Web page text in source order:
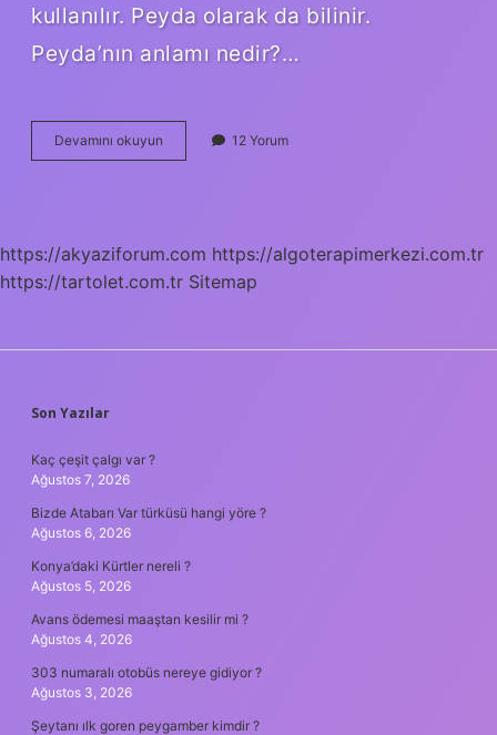
kullanılır. Peyda olarak da bilinir.
Peyda’nın anlamı nedir?…
Devamını okuyun
Olur
12 Yorum
https://akyaziforum.com https://algoterapimerkezi.com.tr
https://tartolet.com.tr Sitemap
SIDEBAR
Son Yazılar
Kaç çeşit çalgı var ?
Ağustos 7, 2026
Bizde Atabarı Var türküsü hangi yöre ?
Ağustos 6, 2026
Konya’daki Kürtler nereli ?
Ağustos 5, 2026
Avans ödemesi maaştan kesilir mi ?
Ağustos 4, 2026
303 numaralı otobüs nereye gidiyor ?
Ağustos 3, 2026
Şeytanı ılk goren peygamber kimdir ?